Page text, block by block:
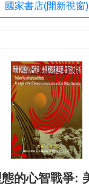
國家書店(開新視窗)
的心智戰爭: